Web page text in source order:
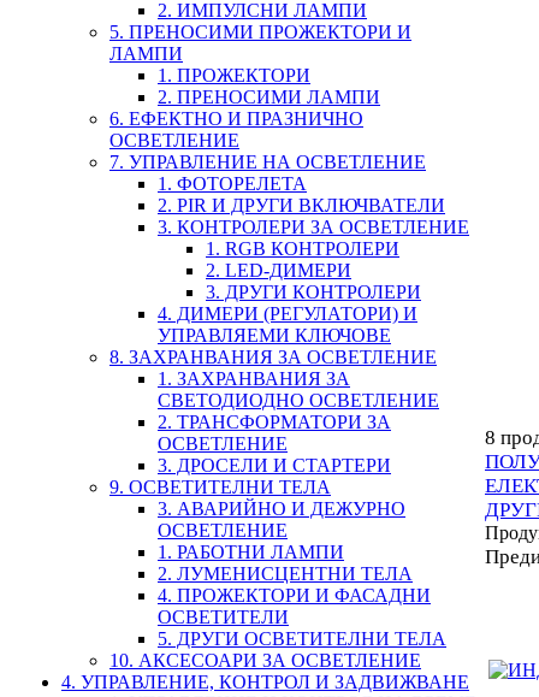
2. ИМПУЛСНИ ЛАМПИ
5. ПРЕНОСИМИ ПРОЖЕКТОРИ И
ЛАМПИ
1. ПРОЖЕКТОРИ
2. ПРЕНОСИМИ ЛАМПИ
6. ЕФЕКТНО И ПРАЗНИЧНО
ОСВЕТЛЕНИЕ
7. УПРАВЛЕНИЕ НА ОСВЕТЛЕНИЕ
1. ФОТОРЕЛЕТА
2. PIR И ДРУГИ ВКЛЮЧВАТЕЛИ
3. КОНТРОЛЕРИ ЗА ОСВЕТЛЕНИЕ
1. RGB КОНТРОЛЕРИ
2. LED-ДИМЕРИ
3. ДРУГИ КОНТРОЛЕРИ
4. ДИМЕРИ (РЕГУЛАТОРИ) И
УПРАВЛЯЕМИ КЛЮЧОВЕ
8. ЗАХРАНВАНИЯ ЗА ОСВЕТЛЕНИЕ
1. ЗАХРАНВАНИЯ ЗА
СВЕТОДИОДНО ОСВЕТЛЕНИЕ
2. ТРАНСФОРМАТОРИ ЗА
ОСВЕТЛЕНИЕ
3. ДРОСЕЛИ И СТАРТЕРИ
9. ОСВЕТИТЕЛНИ ТЕЛА
3. АВАРИЙНО И ДЕЖУРНО
ОСВЕТЛЕНИЕ
1. РАБОТНИ ЛАМПИ
2. ЛУМЕНИСЦЕНТНИ ТЕЛА
4. ПРОЖЕКТОРИ И ФАСАДНИ
ОСВЕТИТЕЛИ
5. ДРУГИ ОСВЕТИТЕЛНИ ТЕЛА
10. АКСЕСОАРИ ЗА ОСВЕТЛЕНИЕ
4. УПРАВЛЕНИЕ, КОНТРОЛ И ЗАДВИЖВАНЕ
8